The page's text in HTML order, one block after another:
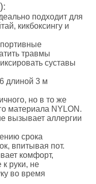
подходит для
кикбоксингу и
травмы
суставы
длиной 3 м
но в то же
материала NYLON.
вызывает аллергии
срока
впитывая пот.
комфорт,
к руки, не
во время